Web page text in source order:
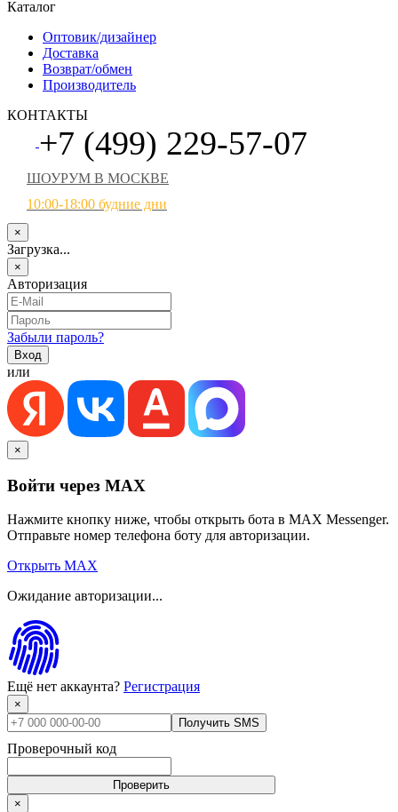
Каталог
Оптовик/дизайнер
Доставка
Возврат/обмен
Производитель
КОНТАКТЫ
+7 (499) 229-57-07
ШОУРУМ В МОСКВЕ
10:00-18:00 будние дни
×
Загрузка...
×
Авторизация
Забыли пароль?
или
×
Войти через MAX
Нажмите кнопку ниже, чтобы открыть бота в MAX Messenger.
Отправьте номер телефона боту для авторизации.
Открыть MAX
Ожидание авторизации...
Ещё нет аккаунта? Регистрация
×
Получить SMS
Проверочный код
Проверить
×